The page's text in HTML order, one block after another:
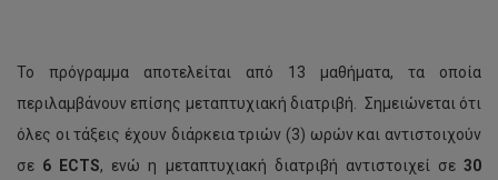
Το πρόγραμμα αποτελείται από 13 μαθήματα, τα οποία
περιλαμβάνουν επίσης μεταπτυχιακή διατριβή. Σημειώνεται ότι
όλες οι τάξεις έχουν διάρκεια τριών (3) ωρών και αντιστοιχούν
σε 6 ECTS, ενώ η μεταπτυχιακή διατριβή αντιστοιχεί σε30